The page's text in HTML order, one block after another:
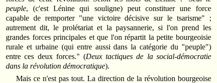
peuple, (c'est Lénine qui souligne) peut constituer une force
capable de remporter "une victoire décisive sur le tsarisme" ;
autrement dit, le prolétariat et la paysannerie, si l'on prend les
grandes forces principales et que l'on répartit la petite bourgeoisie
rurale et urbaine (qui entre aussi dans la catégorie du "peuple")
entre ces deux forces." (Deux tactiques de la social-démocratie
dans la révolution démocratique).
Mais ce n'est pas tout. La direction de la révolution bourgeoise